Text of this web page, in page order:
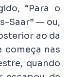
“Para o
Saar”— ou,
ao da
começa nas
quando